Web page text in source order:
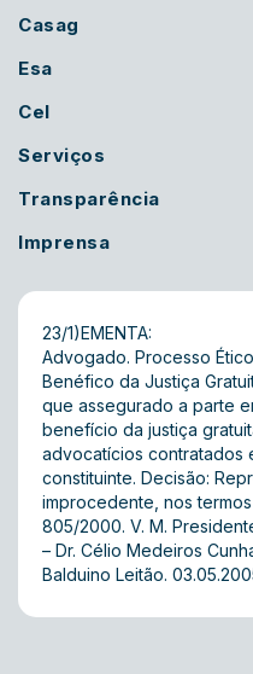
Casag
Esa
Cel
Serviços
Transparência
Imprensa
23/1)EMENTA:
Advogado. Processo
Benéfico da Justiça
que assegurado a parte
benefício da justiça
advocatícios contratados
constituinte. Decisão:
improcedente, nos termos
805/2000. V. M.
– Dr. Célio Medeiros
Balduino Leitão.